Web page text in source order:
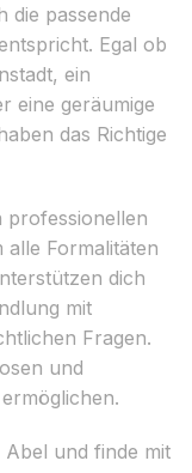
die passende
Egal ob
ein
eine geräumige
das Richtige
professionellen
alle Formalitäten
dich
mit
Fragen.
und
und finde mit